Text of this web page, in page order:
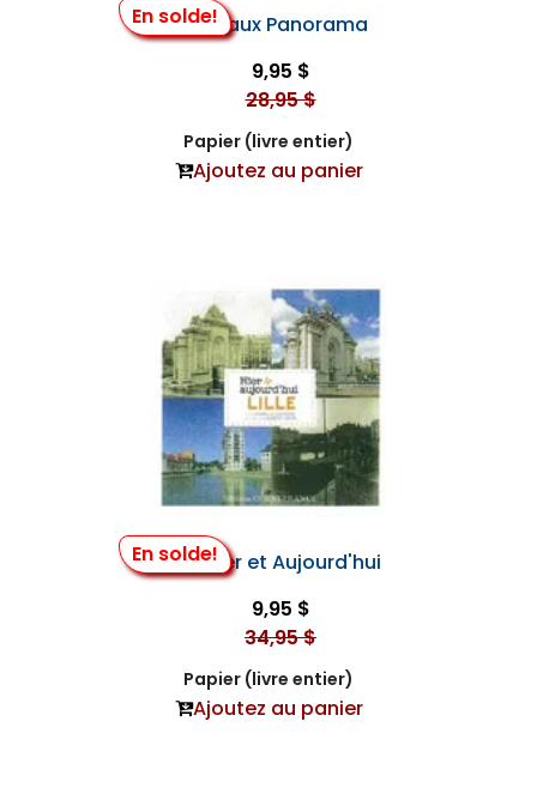
En solde!
Bordeaux Panorama
9,95 $
28,95 $
Papier (livre entier)
Ajoutez au panier
En solde!
Lille : Hier et Aujourd'hui
9,95 $
34,95 $
Papier (livre entier)
Ajoutez au panier